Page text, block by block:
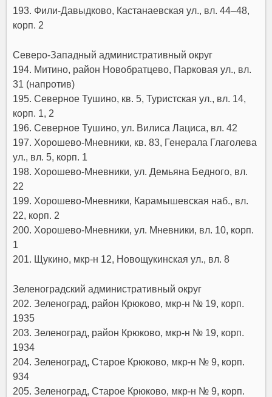
193. Фили-Давыдково, Кастанаевская ул., вл. 44–48,
корп. 2
Северо-Западный административный округ
194. Митино, район Новобратцево, Парковая ул., вл.
31 (напротив)
195. Северное Тушино, кв. 5, Туристская ул., вл. 14,
корп. 1, 2
196. Северное Тушино, ул. Вилиса Лациса, вл. 42
197. Хорошево-Мневники, кв. 83, Генерала Глаголева
ул., вл. 5, корп. 1
198. Хорошево-Мневники, ул. Демьяна Бедного, вл.
22
199. Хорошево-Мневники, Карамышевская наб., вл.
22, корп. 2
200. Хорошево-Мневники, ул. Мневники, вл. 10, корп.
1
201. Щукино, мкр-н 12, Новощукинская ул., вл. 8
Зеленоградский административный округ
202. Зеленоград, район Крюково, мкр-н № 19, корп.
1935
203. Зеленоград, район Крюково, мкр-н № 19, корп.
1934
204. Зеленоград, Старое Крюково, мкр-н № 9, корп.
934
205. Зеленоград, Старое Крюково, мкр-н № 9, корп.